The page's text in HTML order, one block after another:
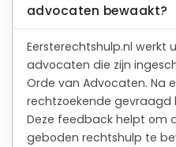
advocaten bewaakt?
Eersterechtshulp.nl werkt
advocaten die zijn
Orde van Advocaten. Na
rechtzoekende gevraagd
Deze feedback helpt om
geboden rechtshulp te